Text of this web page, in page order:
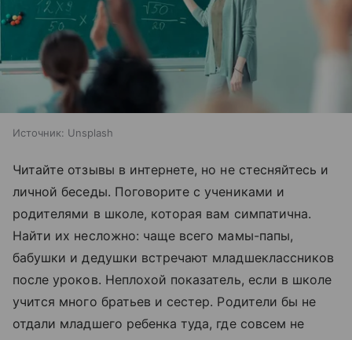
Источник: Unsplash
Читайте отзывы в интернете, но не стесняйтесь и
личной беседы. Поговорите с учениками и
родителями в школе, которая вам симпатична.
Найти их несложно: чаще всего мамы-папы,
бабушки и дедушки встречают младшеклассников
после уроков. Неплохой показатель, если в школе
учится много братьев и сестер. Родители бы не
отдали младшего ребенка туда, где совсем не